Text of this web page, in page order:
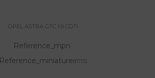
OPEL ASTRA GTC 1.9 CDTI
Reference_mpn-
Reference_miniature811115